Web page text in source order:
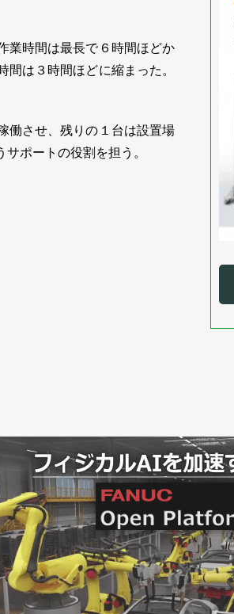
業時間は最長で６時間ほどか
は３時間ほどに縮まった。
働させ、残りの１台は設置場
ポートの役割を担う。